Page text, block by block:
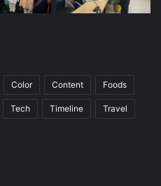
Color Content Foods
Tech Timeline Travel